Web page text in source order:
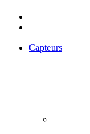
Capteurs